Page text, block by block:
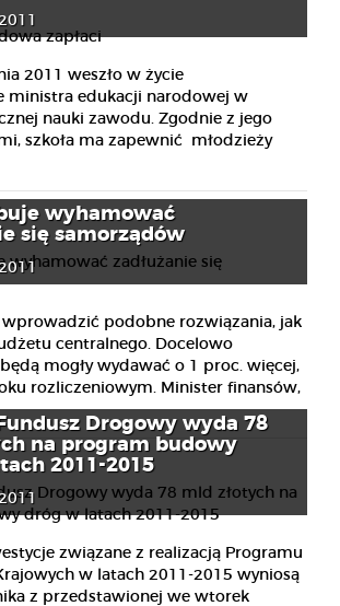
2011 weszło w życie
ministra edukacji narodowej w
nauki zawodu. Zgodnie z jego
szkoła ma zapewnić młodzieży
wyhamować
się samorządów
wprowadzić podobne rozwiązania, jak
centralnego. Docelowo
mogły wydawać o 1 proc. więcej,
rozliczeniowym. Minister finansów,
Drogowy wyda 78
na program budowy
2011-2015
związane z realizacją Programu
w latach 2011-2015 wyniosą
z przedstawionej we wtorek